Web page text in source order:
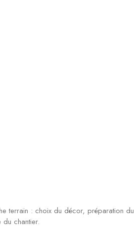
terrain : choix du décor, préparation du
chantier.